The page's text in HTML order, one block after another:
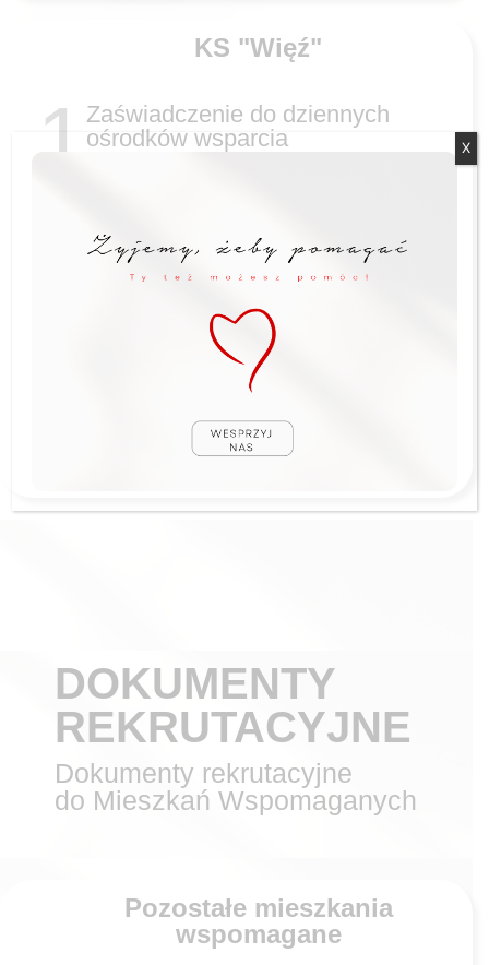
KS "Więź"
1
Zaświadczenie do dziennych
ośrodków wsparcia
KS "Cud Niepamięci"
Zaświadczenie do dziennych
DOKUMENTY
REKRUTACYJNE
Dokumenty rekrutacyjne
do Mieszkań Wspomaganych
Pozostałe mieszkania
wspomagane
X